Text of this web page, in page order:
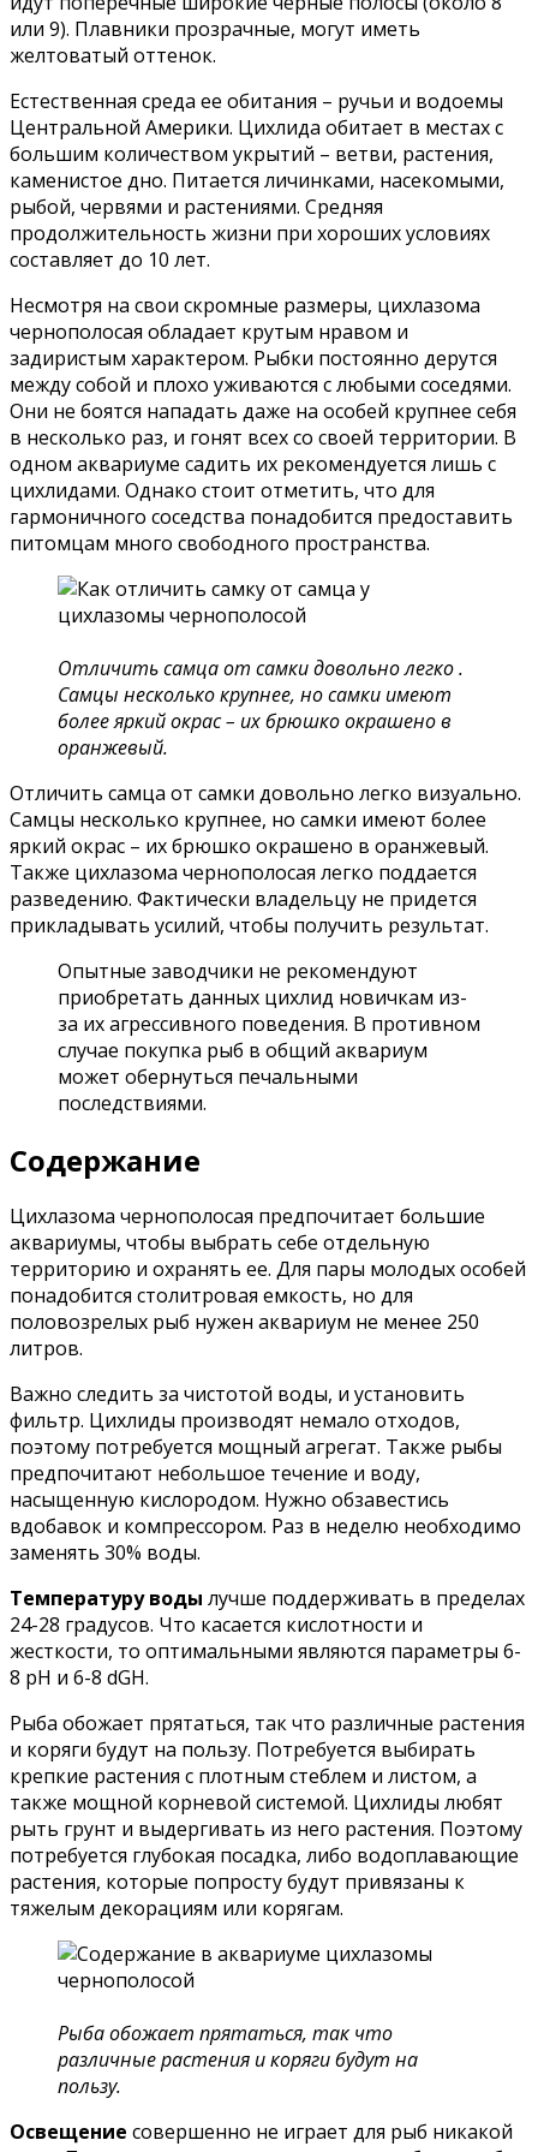
или 9). Плавники прозрачные, могут иметь
желтоватый оттенок.
Естественная среда ее обитания – ручьи и водоемы
Центральной Америки. Цихлида обитает в местах с
большим количеством укрытий – ветви, растения,
каменистое дно. Питается личинками, насекомыми,
рыбой, червями и растениями. Средняя
продолжительность жизни при хороших условиях
составляет до 10 лет.
Несмотря на свои скромные размеры, цихлазома
чернополосая обладает крутым нравом и
задиристым характером. Рыбки постоянно дерутся
между собой и плохо уживаются с любыми соседями.
Они не боятся нападать даже на особей крупнее себя
в несколько раз, и гонят всех со своей территории. В
одном аквариуме садить их рекомендуется лишь с
цихлидами. Однако стоит отметить, что для
гармоничного соседства понадобится предоставить
питомцам много свободного пространства.
Отличить самца от самки довольно легко .
Самцы несколько крупнее, но самки имеют
более яркий окрас – их брюшко окрашено в
оранжевый.
Отличить самца от самки довольно легко визуально.
Самцы несколько крупнее, но самки имеют более
яркий окрас – их брюшко окрашено в оранжевый.
Также цихлазома чернополосая легко поддается
разведению. Фактически владельцу не придется
прикладывать усилий, чтобы получить результат.
Опытные заводчики не рекомендуют
приобретать данных цихлид новичкам из-
за их агрессивного поведения. В противном
случае покупка рыб в общий аквариум
может обернуться печальными
последствиями.
Содержание
Цихлазома чернополосая предпочитает большие
аквариумы, чтобы выбрать себе отдельную
территорию и охранять ее. Для пары молодых особей
понадобится столитровая емкость, но для
половозрелых рыб нужен аквариум не менее 250
литров.
Важно следить за чистотой воды, и установить
фильтр. Цихлиды производят немало отходов,
поэтому потребуется мощный агрегат. Также рыбы
предпочитают небольшое течение и воду,
насыщенную кислородом. Нужно обзавестись
вдобавок и компрессором. Раз в неделю необходимо
заменять 30% воды.
Температуру воды лучше поддерживать в пределах
24-28 градусов. Что касается кислотности и
жесткости, то оптимальными являются параметры 6-
8 рН и 6-8 dGH.
Рыба обожает прятаться, так что различные растения
и коряги будут на пользу. Потребуется выбирать
крепкие растения с плотным стеблем и листом, а
также мощной корневой системой. Цихлиды любят
рыть грунт и выдергивать из него растения. Поэтому
потребуется глубокая посадка, либо водоплавающие
растения, которые попросту будут привязаны к
тяжелым декорациям или корягам.
Рыба обожает прятаться, так что
различные растения и коряги будут на
пользу.
Освещение совершенно не играет для рыб никакой